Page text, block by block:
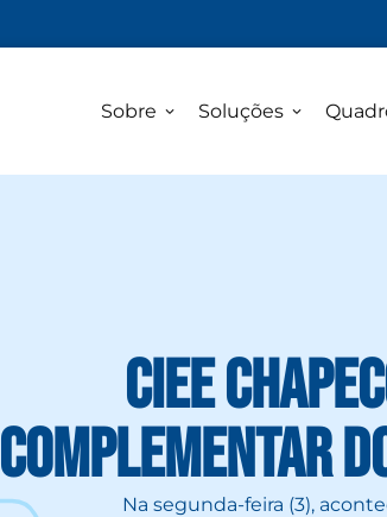
Sobre Soluções
CIEE
Complementar
Na segunda-feira (3),